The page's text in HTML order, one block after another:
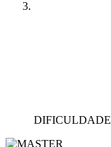
DIFICULDADE